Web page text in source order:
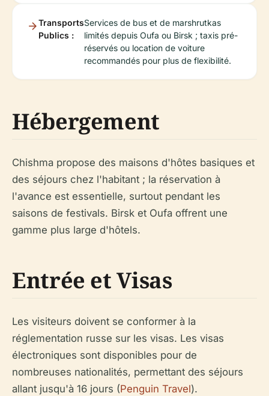
Transports
Publics :
Services de bus et de marshrutkas
limités depuis Oufa ou Birsk ; taxis pré-
réservés ou location de voiture
recommandés pour plus de flexibilité.
Hébergement
Chishma propose des maisons d'hôtes basiques et
des séjours chez l'habitant ; la réservation à
l'avance est essentielle, surtout pendant les
saisons de festivals. Birsk et Oufa offrent une
gamme plus large d'hôtels.
Entrée et Visas
Les visiteurs doivent se conformer à la
réglementation russe sur les visas. Les visas
électroniques sont disponibles pour de
nombreuses nationalités, permettant des séjours
allant jusqu'à 16 jours (Penguin Travel).